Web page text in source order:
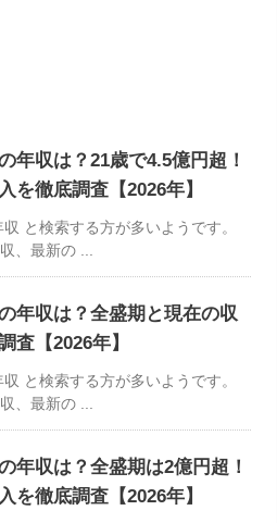
年収は？21歳で4.5億円超！
を徹底調査【2026年】
と検索する方が多いようです。
、最新の ...
年収は？全盛期と現在の収
査【2026年】
収 と検索する方が多いようです。
、最新の ...
年収は？全盛期は2億円超！
を徹底調査【2026年】